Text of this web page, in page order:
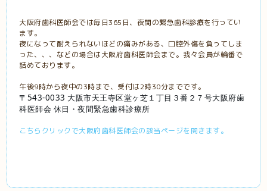
大阪府歯科医師会では毎日365日、夜間の緊急歯科診療を行ってい
ます。
夜になって耐えられないほどの痛みがある、口腔外傷を負ってしま
った、、、などの場合は大阪府歯科医師会まで。我々会員が輪番で
詰めております。
午後9時から夜中の3時まで、受付は2時30分までです。
〒543-0033 大阪市天王寺区堂ヶ芝１丁目３番２７号大阪府歯
科医師会 休日・夜間緊急歯科診療所
こちらクリックで大阪府歯科医師会の該当ページを開きます。